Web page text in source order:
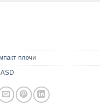
плочи
ASD